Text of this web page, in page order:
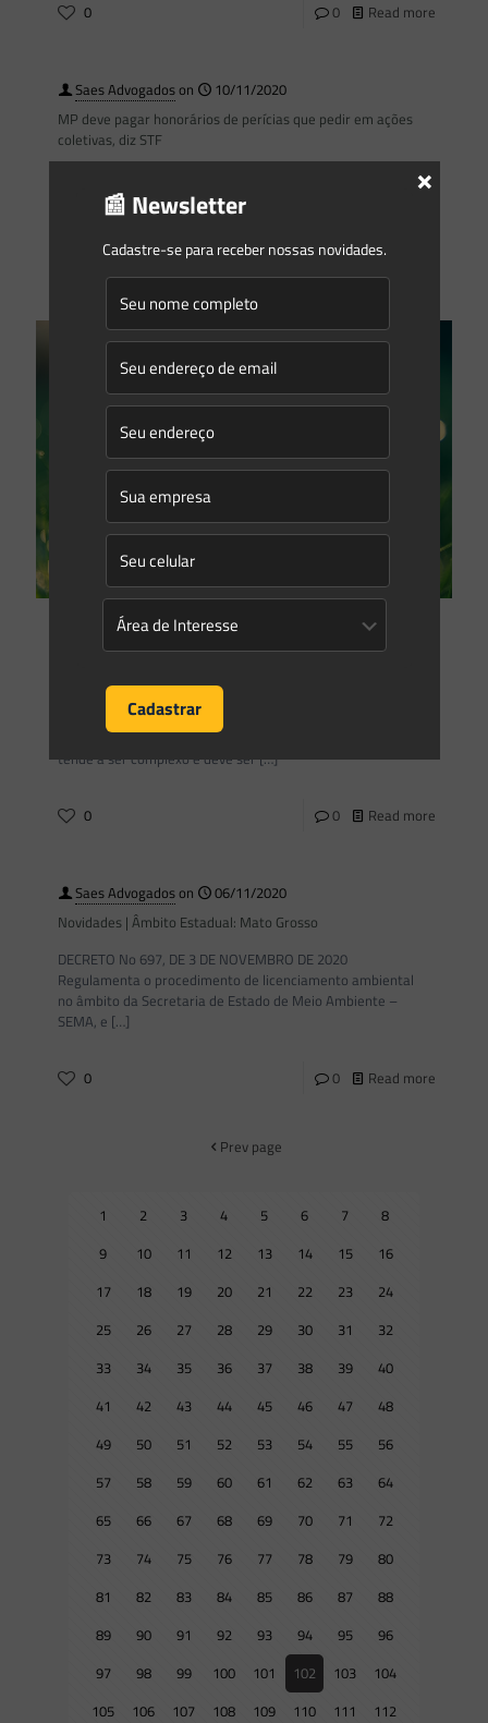
0 0 Read more
Saes Advogadoson
10/11/2020
MP deve pagar honorários de perícias que pedir em ações
coletivas, diz STF
O Ministério Público é responsável por pagar os honorários
nas perícias por ele requeridas em ações civis públicas. Com
esse entendimento, o Ricardo Lewandowski, do Supremo
0 Read more
Saes Advogadoson
09/11/2020
Atenção para a interferência em Unidades de Conservação:
Causar dano à unidades de conservação é crime, punível
através da Lei n. 9.605/1998. O que parece simples, contudo,
tende a ser complexo e deve ser[…]
0 0 Read more
Saes Advogadoson
06/11/2020
Novidades | Âmbito Estadual: Mato Grosso
DECRETO No 697, DE 3 DE NOVEMBRO DE 2020
Regulamenta o procedimento de licenciamento ambiental
no âmbito da Secretaria de Estado de Meio Ambiente –
SEMA, e […]
0 0 Read more
Prev page
1 2 3 4 5 6 7
8
9
10 11 12 13 14 15
16
17
18 19 20 21 22 23
24
25
26 27 28 29 30 31
32
33
34 35 36 37 38 39
40
41
42 43 44 45 46 47
48
49
50 51 52 53 54 55
56
57
58 59 60 61 62 63
64
65
66 67 68 69 70 71
72
73
74 75 76 77 78 79
80
81
82 83 84 85 86 87
88
89
90 91 92 93 94 95
96
97
98 99 100 101 102 103
104
105
106 107 108 109 110 111
112
📰 Newsletter
Cadastre-se para receber nossas novidades.
×